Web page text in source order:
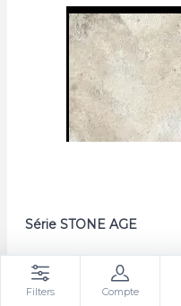
Série STONE AGE
Filters Compte